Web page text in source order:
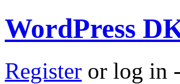
WordPress
Register or log in -